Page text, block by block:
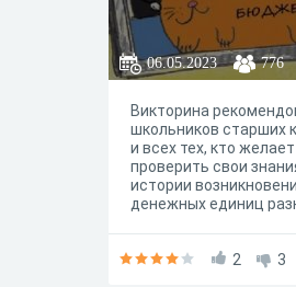
06.05.2023 776
Викторина
школьников старших
и всех тех, кто желает
проверить свои
истории
денежных единиц
рационального
2 3